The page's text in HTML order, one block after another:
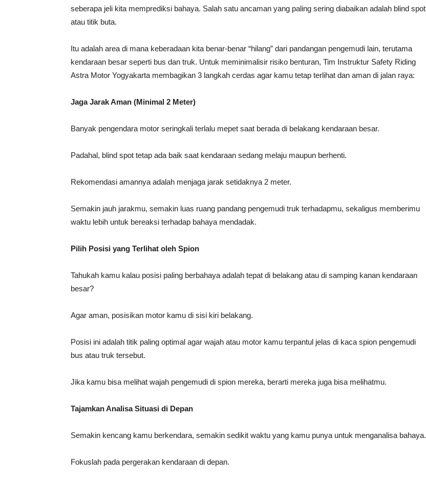
seberapa jeli kita memprediksi bahaya. Salah satu ancaman yang paling sering diabaikan adalah blind spot
atau titik buta.
Itu adalah area di mana keberadaan kita benar-benar “hilang” dari pandangan pengemudi lain, terutama
kendaraan besar seperti bus dan truk. Untuk meminimalisir risiko benturan, Tim Instruktur Safety Riding
Astra Motor Yogyakarta membagikan 3 langkah cerdas agar kamu tetap terlihat dan aman di jalan raya:
Jaga Jarak Aman (Minimal 2 Meter)
Banyak pengendara motor seringkali terlalu mepet saat berada di belakang kendaraan besar.
Padahal, blind spot tetap ada baik saat kendaraan sedang melaju maupun berhenti.
Rekomendasi amannya adalah menjaga jarak setidaknya 2 meter.
Semakin jauh jarakmu, semakin luas ruang pandang pengemudi truk terhadapmu, sekaligus memberimu
waktu lebih untuk bereaksi terhadap bahaya mendadak.
Pilih Posisi yang Terlihat oleh Spion
Tahukah kamu kalau posisi paling berbahaya adalah tepat di belakang atau di samping kanan kendaraan
besar?
Agar aman, posisikan motor kamu di sisi kiri belakang.
Posisi ini adalah titik paling optimal agar wajah atau motor kamu terpantul jelas di kaca spion pengemudi
bus atau truk tersebut.
Jika kamu bisa melihat wajah pengemudi di spion mereka, berarti mereka juga bisa melihatmu.
Tajamkan Analisa Situasi di Depan
Semakin kencang kamu berkendara, semakin sedikit waktu yang kamu punya untuk menganalisa bahaya.
Fokuslah pada pergerakan kendaraan di depan.